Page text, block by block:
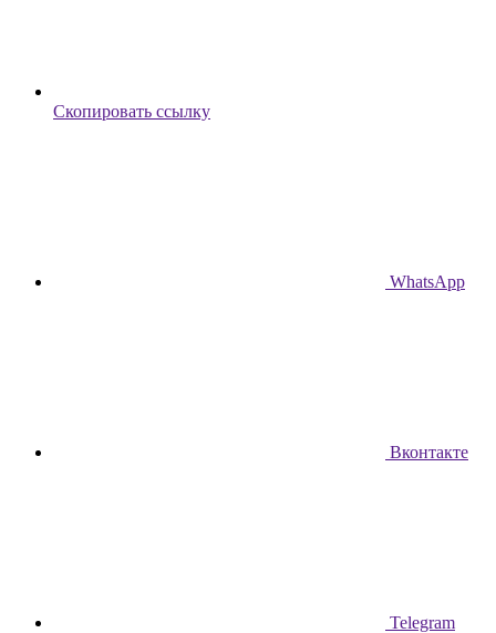
Скопировать ссылку
WhatsApp
Вконтакте
Telegram